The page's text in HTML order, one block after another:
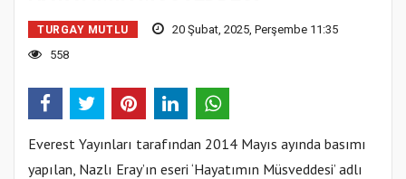
TURGAY MUTLU
20 Şubat, 2025, Perşembe 11:35
558
Everest Yayınları tarafından 2014 Mayıs ayında basımı
yapılan, Nazlı Eray’ın eseri ‘Hayatımın Müsveddesi’ adlı